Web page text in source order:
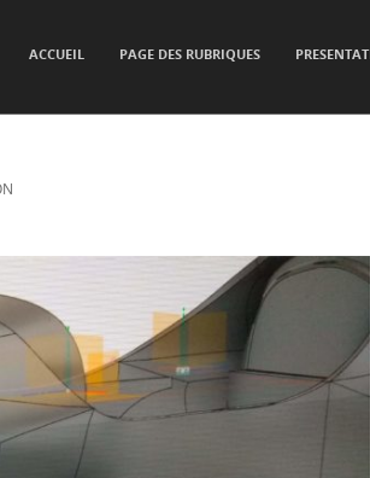
ACCUEIL PAGE DES RUBRIQUES